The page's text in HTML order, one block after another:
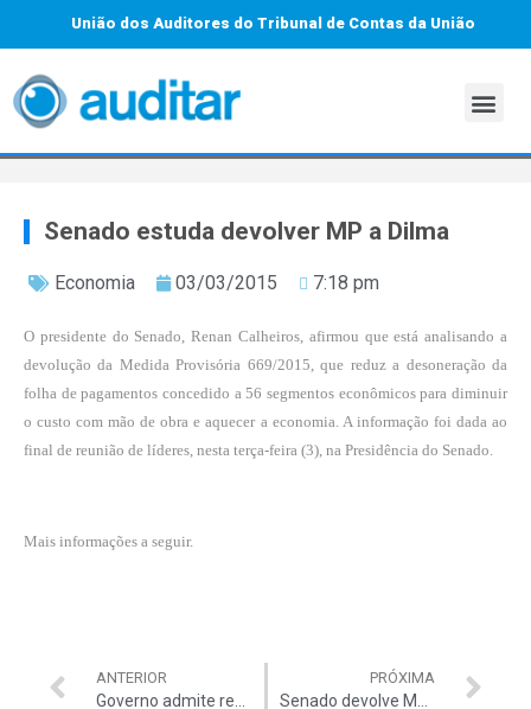
União dos Auditores do Tribunal de Contas da União
Senado estuda devolver MP a Dilma
Economia 03/03/2015 7:18 pm
O presidente do Senado, Renan Calheiros, afirmou que está analisando a
devolução da Medida Provisória 669/2015, que reduz a desoneração da
folha de pagamentos concedido a 56 segmentos econômicos para diminuir
o custo com mão de obra e aquecer a economia. A informação foi dada ao
final de reunião de líderes, nesta terça-feira (3), na Presidência do Senado.
Mais informações a seguir.
ANTERIOR PRÓXIMA